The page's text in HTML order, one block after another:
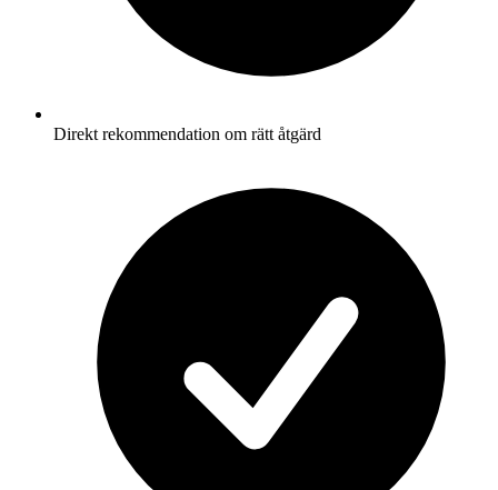
Direkt rekommendation om rätt åtgärd